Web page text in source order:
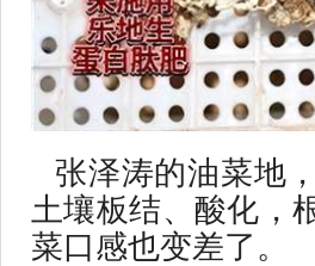
张泽涛的油菜地
土壤板结、酸化，
菜口感也变差了。